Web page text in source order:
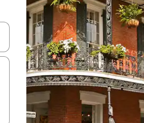
os usando as seta para cima e para